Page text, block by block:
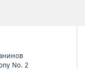
Игорь Стравинский
Le Sacre Du Printemps